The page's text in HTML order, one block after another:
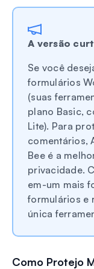
A versão
Se você
formulários
(suas
plano Basic,
Lite). Para
comentários,
Bee é a
privacidade.
em-um mais
formulários e
única
Como Protejo